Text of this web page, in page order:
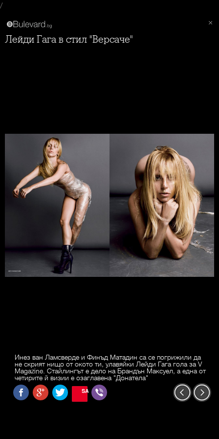
/
Лейди Гага в стил "Версаче"
Инез ван Ламсверде и Финъд Матадин са се погрижили да
не скрият нищо от окото ти, улавяйки Лейди Гага гола за V
Magazine. Стайлингът е дело на Брандън Максуел, а една от
четирите й визии е озаглавена "Донатела"
SAVE